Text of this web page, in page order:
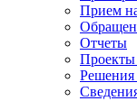
Прием
Отчеты
Проекты
Решения